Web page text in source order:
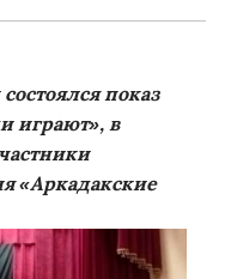
показ
играют», в
«Аркадакские